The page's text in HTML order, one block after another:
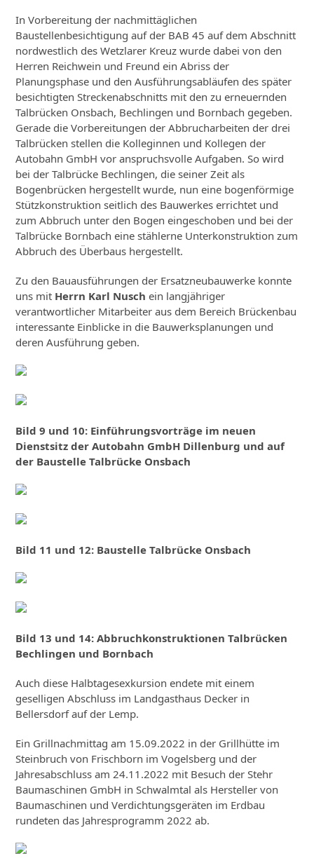
In Vorbereitung der nachmittäglichen
Baustellenbesichtigung auf der BAB 45 auf dem Abschnitt
nordwestlich des Wetzlarer Kreuz wurde dabei von den
Herren Reichwein und Freund ein Abriss der
Planungsphase und den Ausführungsabläufen des später
besichtigten Streckenabschnitts mit den zu erneuernden
Talbrücken Onsbach, Bechlingen und Bornbach gegeben.
Gerade die Vorbereitungen der Abbrucharbeiten der drei
Talbrücken stellen die Kolleginnen und Kollegen der
Autobahn GmbH vor anspruchsvolle Aufgaben. So wird
bei der Talbrücke Bechlingen, die seiner Zeit als
Bogenbrücken hergestellt wurde, nun eine bogenförmige
Stützkonstruktion seitlich des Bauwerkes errichtet und
zum Abbruch unter den Bogen eingeschoben und bei der
Talbrücke Bornbach eine stählerne Unterkonstruktion zum
Abbruch des Überbaus hergestellt.
Zu den Bauausführungen der Ersatzneubauwerke konnte
uns mit Herrn Karl Nusch ein langjähriger
verantwortlicher Mitarbeiter aus dem Bereich Brückenbau
interessante Einblicke in die Bauwerksplanungen und
deren Ausführung geben.
Bild 9 und 10: Einführungsvorträge im neuen
Dienstsitz der Autobahn GmbH Dillenburg und auf
der Baustelle Talbrücke Onsbach
Bild 11 und 12: Baustelle Talbrücke Onsbach
Bild 13 und 14: Abbruchkonstruktionen Talbrücken
Bechlingen und Bornbach
Auch diese Halbtagesexkursion endete mit einem
geselligen Abschluss im Landgasthaus Decker in
Bellersdorf auf der Lemp.
Ein Grillnachmittag am 15.09.2022 in der Grillhütte im
Steinbruch von Frischborn im Vogelsberg und der
Jahresabschluss am 24.11.2022 mit Besuch der Stehr
Baumaschinen GmbH in Schwalmtal als Hersteller von
Baumaschinen und Verdichtungsgeräten im Erdbau
rundeten das Jahresprogramm 2022 ab.